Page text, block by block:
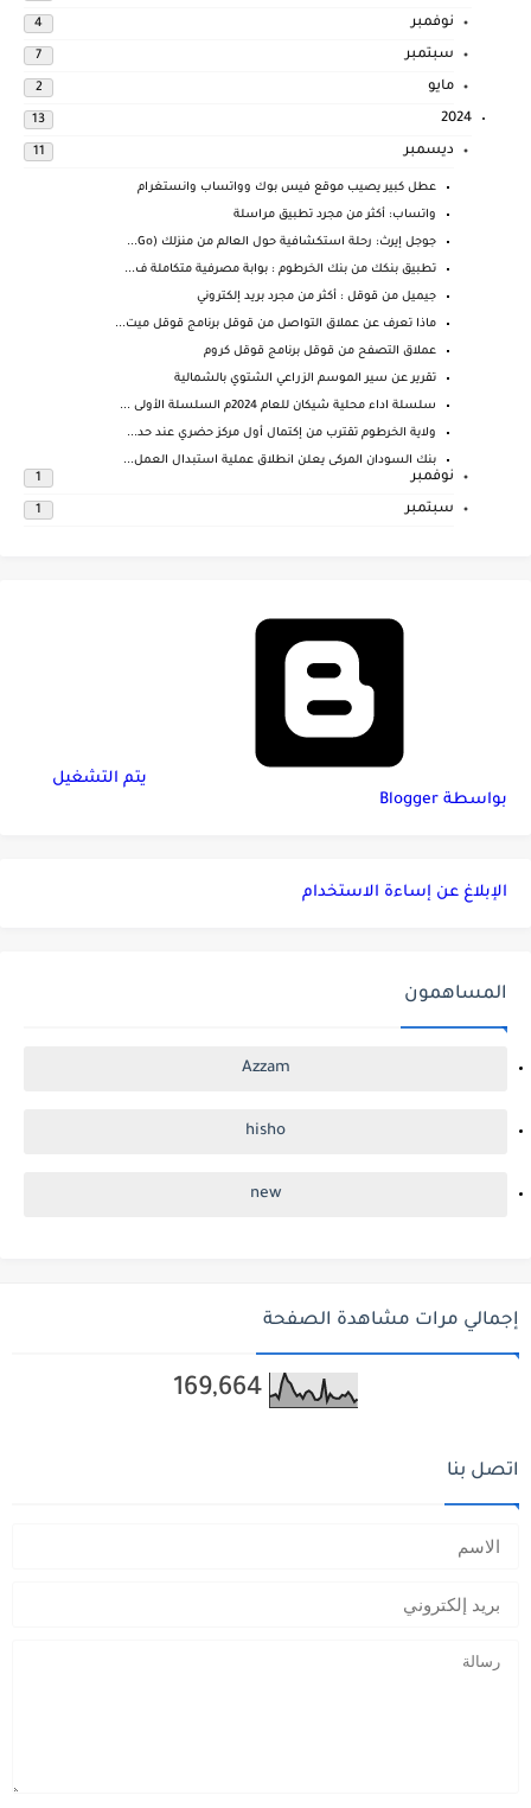
نوفمبر 4
سبتمبر 7
مايو 2
2024
13
ديسمبر 11
عطل كبير يصيب موقع فيس بوك وواتساب وانستغرام
واتساب: أكثر من مجرد تطبيق مراسلة
جوجل إيرث: رحلة استكشافية حول العالم من منزلك (Go...
تطبيق بنكك من بنك الخرطوم : بوابة مصرفية متكاملة ف...
جيميل من قوقل : أكثر من مجرد بريد إلكتروني
ماذا تعرف عن عملاق التواصل من قوقل برنامج قوقل ميت...
عملاق التصفح من قوقل برنامج قوقل كروم
تقرير عن سير الموسم الزراعي الشتوي بالشمالية
سلسلة اداء محلية شيكان للعام 2024م السلسلة الأولى ...
ولاية الخرطوم تقترب من إكتمال أول مركز حضري عند حد...
بنك السودان المركى يعلن انطلاق عملية استبدال العمل...
نوفمبر 1
سبتمبر 1
‏يتم التشغيل
بواسطة Blogger
الإبلاغ عن إساءة الاستخدام
المساهمون
Azzam
hisho
new
إجمالي مرات مشاهدة الصفحة
169,664
اتصل بنا